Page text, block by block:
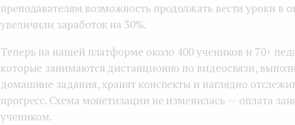
преподавателям возможность продолжать вести уроки в
увеличили заработок на 30%.
Теперь на нашей платформе около 400 учеников и 70+
которые занимаются дистанционно по видеосвязи,
домашние задания, хранят конспекты и наглядно
прогресс. Схема монетизации не изменилась — оплата
учеником.